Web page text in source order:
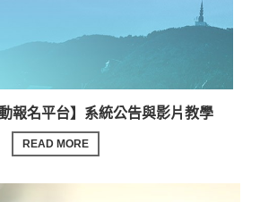
報名平台】系統公告與影片教學
READ MORE